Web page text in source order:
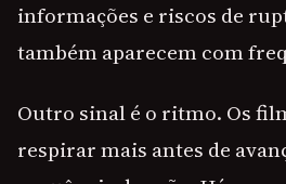
informações e riscos de
também aparecem com
Outro sinal é o ritmo. Os
respirar mais antes de